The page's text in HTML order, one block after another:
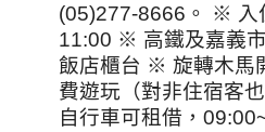
(05)277-8666。 ※ 入
11:00 ※ 高鐵及嘉義
飯店櫃台 ※ 旋轉木馬
費遊玩（對非住宿客
自行車可租借，